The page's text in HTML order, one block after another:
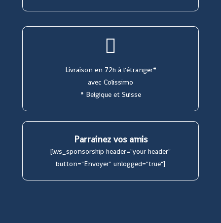
Livraison en 72h à l'étranger*
avec Colissimo
* Belgique et Suisse
Parrainez vos amis
[lws_sponsorship header="your header"
button="Envoyer" unlogged="true"]